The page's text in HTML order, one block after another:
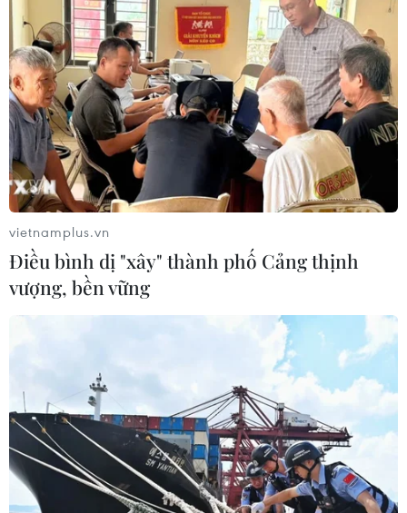
vietnamplus.vn
Điều bình dị "xây" thành phố Cảng thịnh
vượng, bền vững